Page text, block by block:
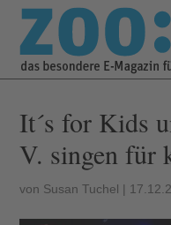
It´s for Kids
V. singen für
von Susan Tuchel |